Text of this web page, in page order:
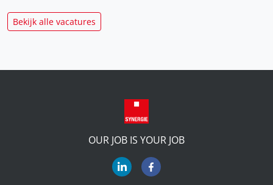
Bekijk alle vacatures
OUR JOB IS YOUR JOB